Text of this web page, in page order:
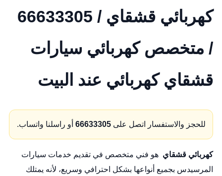
كهربائي قشقاي / 66633305
/ متخصص كهربائي سيارات
قشقاي كهربائي عند البيت
للحجز والاستفسار اتصل على 66633305أو راسلنا واتساب.
كهربائي قشقاي هو فني متخصص في تقديم خدمات سيارات
المرسيدس بجميع أنواعها بشكل احترافي وسريع، لأنه يمتلك